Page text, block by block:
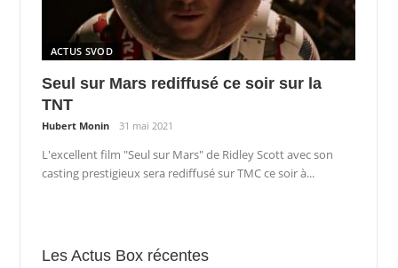
ACTUS SVOD
Seul sur Mars rediffusé ce soir sur la
TNT
Hubert Monin 31 mai 2021
L'excellent film "Seul sur Mars" de Ridley Scott avec son
casting prestigieux sera rediffusé sur TMC ce soir à...
Les Actus Box récentes